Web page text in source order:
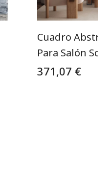
Cuadro
Para Salón
371,07 €